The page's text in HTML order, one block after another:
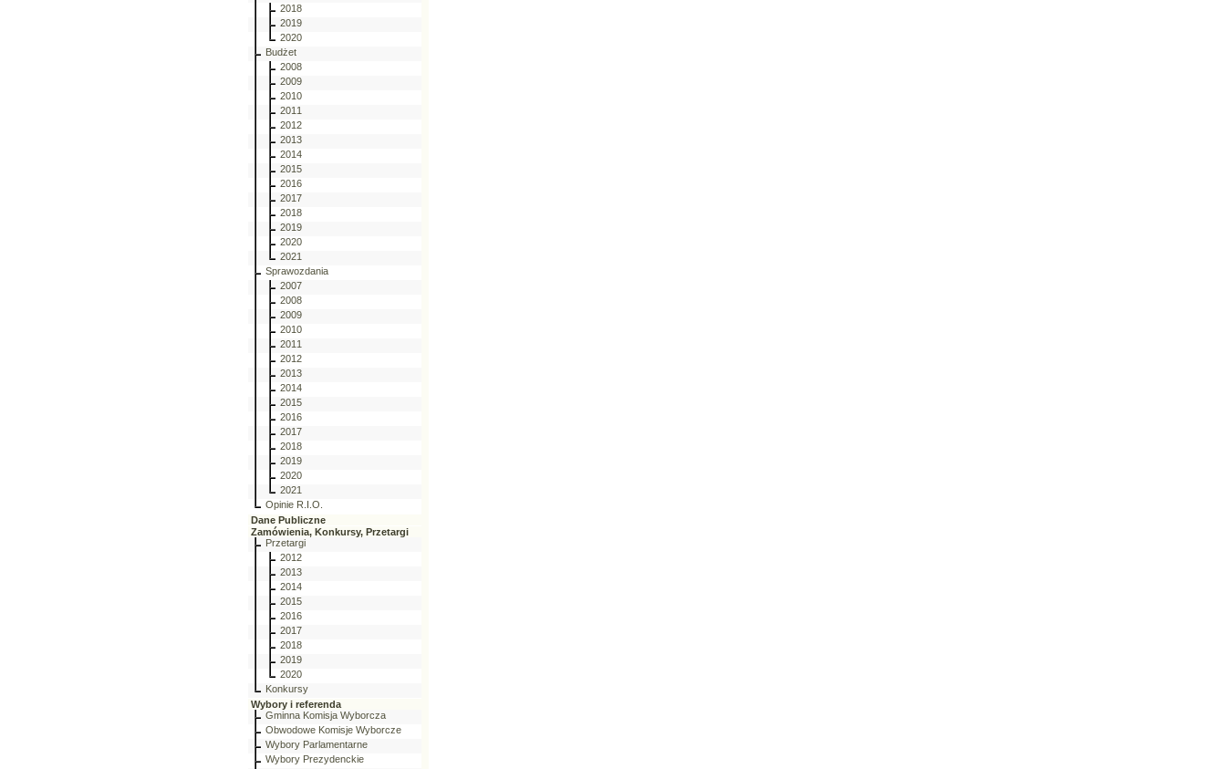
2018
2019
2020
Budżet
2008
2009
2010
2011
2012
2013
2014
2015
2016
2017
2018
2019
2020
2021
Sprawozdania
2007
2008
2009
2010
2011
2012
2013
2014
2015
2016
2017
2018
2019
2020
2021
Opinie R.I.O.
Dane Publiczne
Zamówienia, Konkursy, Przetargi
Przetargi
2012
2013
2014
2015
2016
2017
2018
2019
2020
Konkursy
Wybory i referenda
Gminna Komisja Wyborcza
Obwodowe Komisje Wyborcze
Wybory Parlamentarne
Wybory Prezydenckie